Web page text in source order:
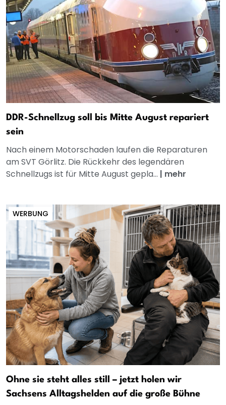
DDR-Schnellzug soll bis Mitte August repariert
sein
Nach einem Motorschaden laufen die Reparaturen
am SVT Görlitz. Die Rückkehr des legendären
Schnellzugs ist für Mitte August gepla... | mehr
WERBUNG
Ohne sie steht alles still – jetzt holen wir
Sachsens Alltagshelden auf die große Bühne